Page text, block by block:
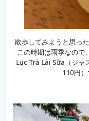
散歩してみようと思っ
この時期は雨季なので
Lục Trà Lài Sữa（ジャ
110円）